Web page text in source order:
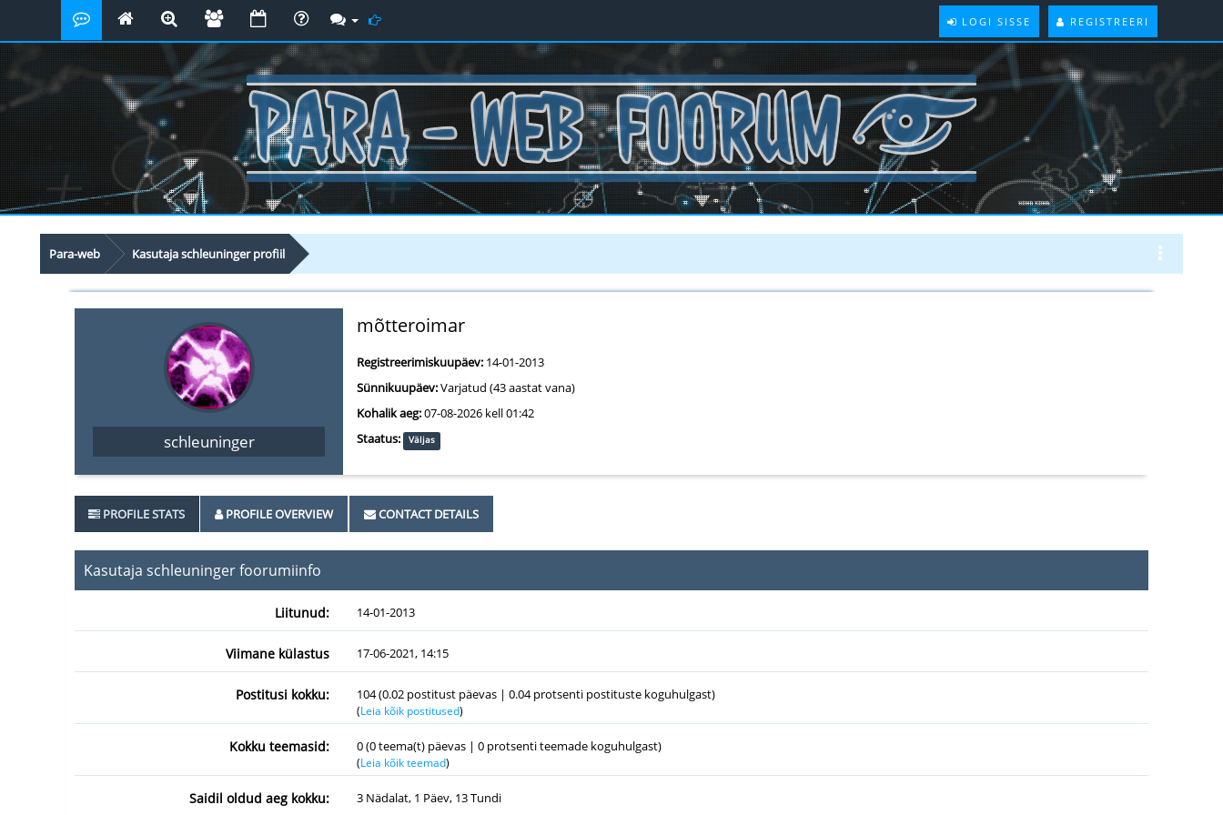
LOGI SISSE REGISTREERI
Para-web Kasutaja schleuninger profiil
schleuninger
mõtteroimar
Registreerimiskuupäev: 14-01-2013
Sünnikuupäev:Varjatud (43 aastat vana)
Kohalik aeg:07-08-2026 kell 01:42
Staatus:
Väljas
PROFILE STATS PROFILE OVERVIEW CONTACT DETAILS
Kasutaja schleuninger foorumiinfo
Liitunud: 14-01-2013
Viimane külastus 17-06-2021, 14:15
Postitusi kokku: 104 (0.02 postitust päevas | 0.04 protsenti postituste koguhulgast)
(Leia kõik postitused)
Kokku teemasid: 0 (0 teema(t) päevas | 0 protsenti teemade koguhulgast)
(Leia kõik teemad)
Saidil oldud aeg kokku: 3 Nädalat, 1 Päev, 13 Tundi